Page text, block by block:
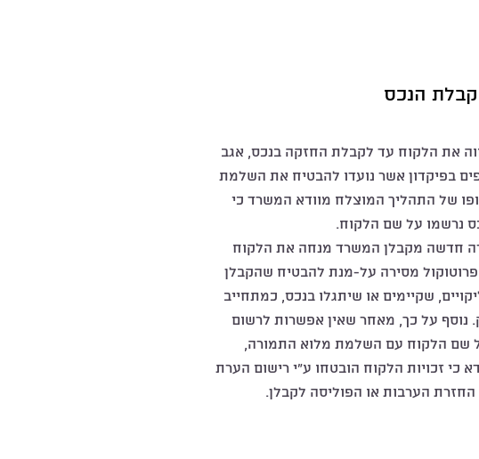
קבלת הנכס
את הלקוח עד לקבלת החזקה בנכס, אגב
בפיקדון אשר נועדו להבטיח את השלמת
של התהליך המוצלח מוודא המשרד כי
נרשמו על שם הלקוח.
חדשה מקבלן המשרד מנחה את הלקוח
פרוטוקול מסירה על-מנת להבטיח שהקבלן
שקיימים או שיתגלו בנכס, כמתחייב
נוסף על כך, מאחר שאין אפשרות לרשום
שם הלקוח עם השלמת מלוא התמורה,
כי זכויות הלקוח הובטחו ע"י רישום הערת
הערבות או הפוליסה לקבלן.